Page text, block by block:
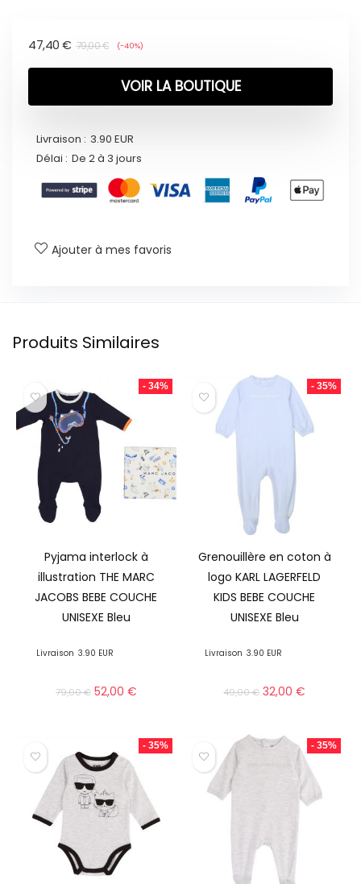
79,00€
47,40 € (-40%)
VOIR LA BOUTIQUE
Livraison : 3.90 EUR
Délai : De 2 à 3 jours
Ajouter à mes favoris
Produits Similaires
- 34%
Pyjama interlock à
illustration THE MARC
JACOBS BEBE COUCHE
UNISEXE Bleu
Livraison 3.90 EUR
79,00€ 52,00 €
- 35%
Grenouillère en coton à
logo KARL LAGERFELD
KIDS BEBE COUCHE
UNISEXE Bleu
Livraison 3.90 EUR
49,00€ 32,00€
- 35% - 35%